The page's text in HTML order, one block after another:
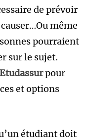
de prévoir
même
pourraient
sur le sujet.
Etudassurpour
et options
étudiant doit